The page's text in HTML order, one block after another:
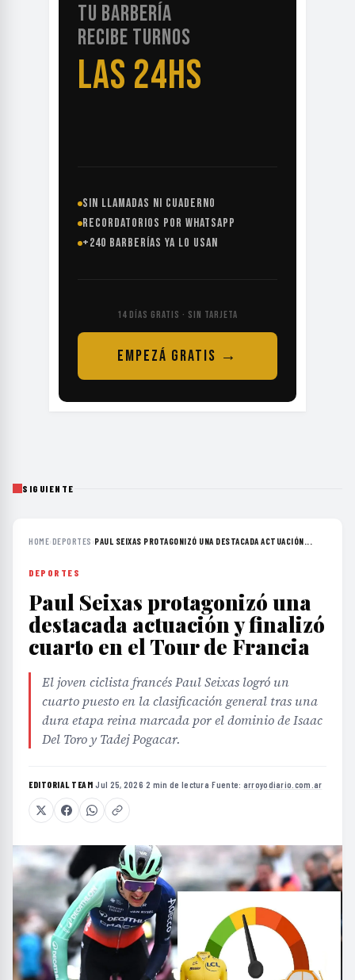
TU BARBERÍA
RECIBE TURNOS
LAS 24HS
SIN LLAMADAS NI CUADERNO
RECORDATORIOS POR WHATSAPP
+240 BARBERÍAS YA LO USAN
14 DÍAS GRATIS · SIN TARJETA
EMPEZÁ GRATIS →
SIGUIENTE
HOME›DEPORTES ›PAUL SEIXAS PROTAGONIZÓ UNA DESTACADA ACTUACIÓN...
DEPORTES
Paul Seixas protagonizó una
destacada actuación y finalizó
cuarto en el Tour de Francia
El joven ciclista francés Paul Seixas logró un
cuarto puesto en la clasificación general tras una
dura etapa reina marcada por el dominio de Isaac
Del Toro y Tadej Pogacar.
EDITORIAL TEAM·Jul 25, 2026·2 min de lectura·Fuente: arroyodiario.com.ar